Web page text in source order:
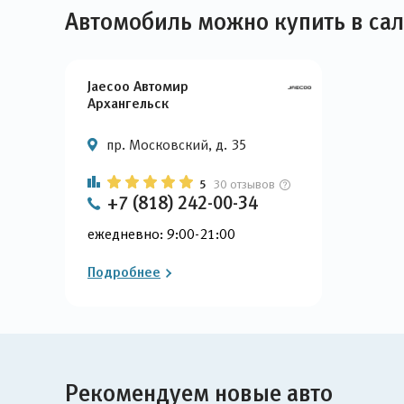
Автомобиль можно купить в
Jaecoo Автомир
Архангельск
пр. Московский, д. 35
5 30 отзывов
+7 (818) 242-00-34
ежедневно: 9:00-21:00
Подробнее
Рекомендуем новые авто